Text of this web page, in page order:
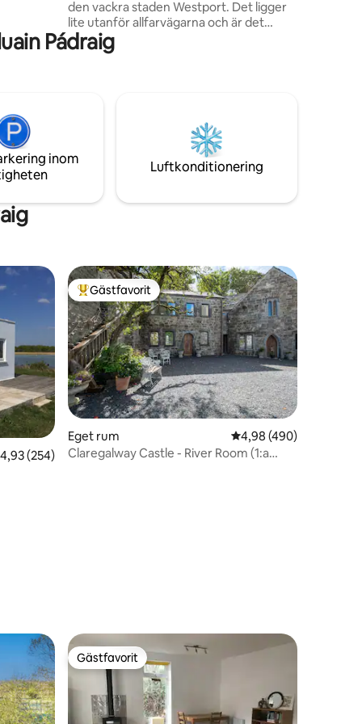
den vackra staden Westport. Det ligger
lite utanför allfarvägarna och är det
perfekta stället för att koppla av, varva
ner och njuta av lugnet och roen på den
liv och rörelse. Perfekt beläget för att
utforska västra Irland. Perfekt för par
eller ensamresenärer som vill ha en
mysig och lugn tillflyktsort.
Pádraig
inom
Luftkonditionering
av 5 i genomsnittligt betyg, 254 omdömen
4,93 (254)
Populär gästfavorit
Gästfavorit
Eget rum 4,98 av 5 i
4,98 (490)
Claregalway Castle - River Room (1:a
Gästfavorit
Gästfavorit